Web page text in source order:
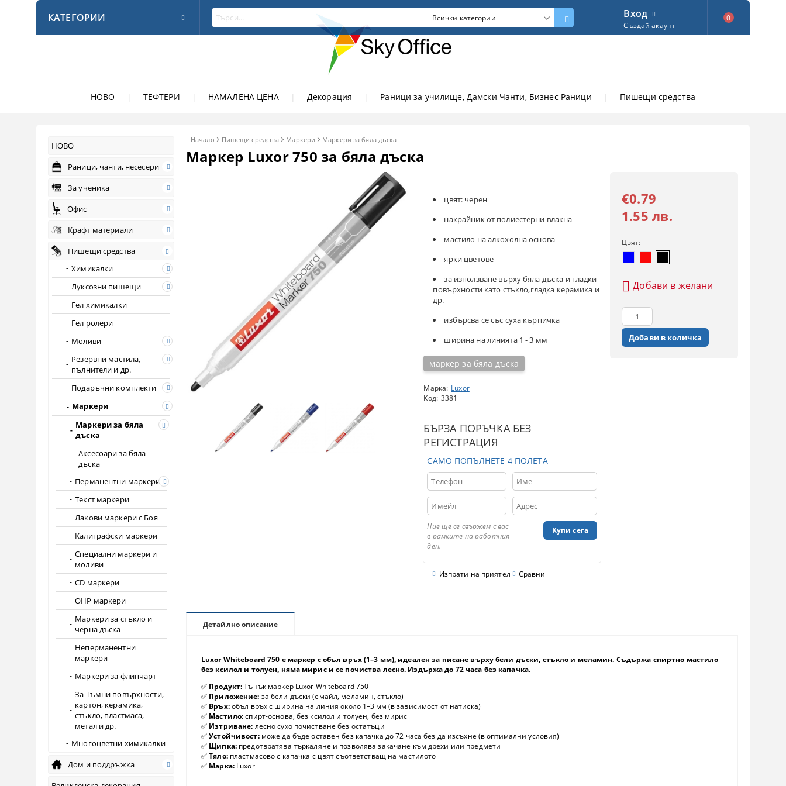
НОВО ТЕФТЕРИ НАМАЛЕНА ЦЕНА Декорация Раници за училище, Дамски Чанти, Бизнес Раници Пишещи средства
КАТЕГОРИИ Вход
Създай акаунт
0
НОВО
Раници, чанти, несесери
За ученика
Офис
Крафт материали
Пишещи средства
Химикалки
Луксозни пишещи
Гел химикалки
Гел ролери
Моливи
Резервни мастила,
пълнители и др.
Подаръчни комплекти
Маркери
Маркери за бяла
дъска
Аксесоари за бяла
дъска
Перманентни маркери
Текст маркери
Лакови маркери с Боя
Калиграфски маркери
Специални маркери и
моливи
CD маркери
OHP маркери
Маркери за стъкло и
черна дъска
Неперманентни
маркери
Маркери за флипчарт
За Тъмни повърхности,
картон, керамика,
стъкло, пластмаса,
метал и др.
Многоцветни химикалки
Дом и поддръжка
Начало Пишещи средства Маркери Маркери за бяла дъска
Маркер Luxor 750 за бяла дъска
цвят: черен
накрайник от полиестерни влакна
мастило на алкохолна основа
ярки цветове
за използване върху бяла дъска и гладки
повърхности като стъкло,гладка керамика и
др.
избърсва се със суха кърпичка
ширина на линията 1 - 3 мм
маркер за бяла дъска
Марка: Luxor
Код: 3381
БЪРЗА ПОРЪЧКА БЕЗ
РЕГИСТРАЦИЯ
САМО ПОПЪЛНЕТЕ 4 ПОЛЕТА
Ние ще се свържем с вас
в рамките на работния
ден.
Изпрати на приятел Сравни
€0.79
1.55 лв.
Цвят:
Добави в желани
Детайлно описание
Luxor Whiteboard 750 е маркер с объл връх (1–3 мм), идеален за писане върху бели дъски, стъкло и меламин. Съдържа спиртно мастило
без ксилол и толуен, няма мирис и се почиства лесно. Издържа до 72 часа без капачка.
✅ Продукт:Тънък маркер Luxor Whiteboard 750
✅ Приложение: за бели дъски (емайл, меламин, стъкло)
✅ Връх:объл връх с ширина на линия около 1–3 мм (в зависимост от натиска)
✅ Мастило:спирт-основа, без ксилол и толуен, без мирис
✅ Изтриване: лесно сухо почистване без остатъци
✅Устойчивост:може да бъде оставен без капачка до 72 часа без да изсъхне (в оптимални условия)
✅ Щипка:предотвратява търкаляне и позволява закачане към дрехи или предмети
✅Тяло:пластмасово с капачка с цвят съответстващ на мастилото
✅ Марка:Luxor